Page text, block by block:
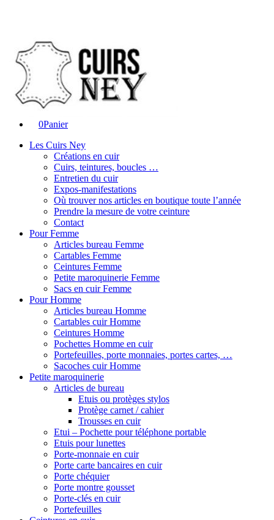
0Panier
Les Cuirs Ney
Créations en cuir
Cuirs, teintures, boucles …
Entretien du cuir
Expos-manifestations
Où trouver nos articles en boutique toute l’année
Prendre la mesure de votre ceinture
Contact
Pour Femme
Articles bureau Femme
Cartables Femme
Ceintures Femme
Petite maroquinerie Femme
Sacs en cuir Femme
Pour Homme
Articles bureau Homme
Cartables cuir Homme
Ceintures Homme
Pochettes Homme en cuir
Portefeuilles, porte monnaies, portes cartes, …
Sacoches cuir Homme
Petite maroquinerie
Articles de bureau
Etuis ou protèges stylos
Protège carnet / cahier
Trousses en cuir
Etui – Pochette pour téléphone portable
Etuis pour lunettes
Porte-monnaie en cuir
Porte carte bancaires en cuir
Porte chéquier
Porte montre gousset
Porte-clés en cuir
Portefeuilles